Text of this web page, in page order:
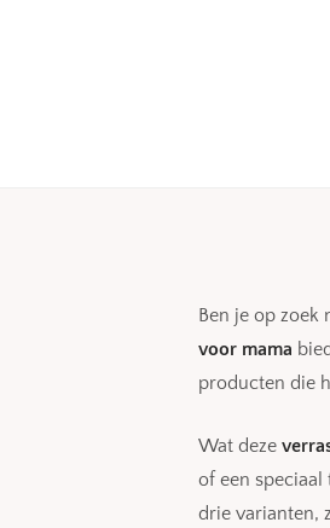
Ben je op zoek
voor mama
producten die
Wat deze
of een
drie varianten,